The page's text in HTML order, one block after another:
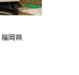
福岡県